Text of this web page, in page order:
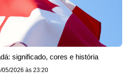
significado, cores e história
05/2026 às 23:20